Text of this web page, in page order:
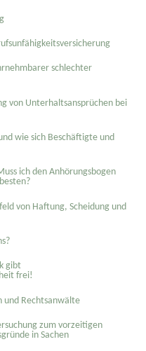
schlechter
von Unterhaltsansprüchen bei
wie sich Beschäftigte und
ich den Anhörungsbogen
von Haftung, Scheidung und
gibt
frei!
und Rechtsanwälte
zum vorzeitigen
in Sachen